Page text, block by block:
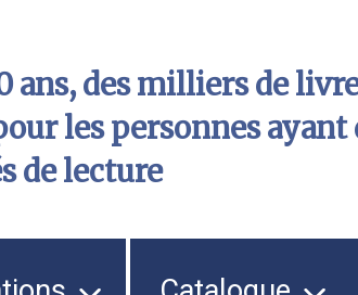
ans, des milliers de
les personnes ayant
de lecture